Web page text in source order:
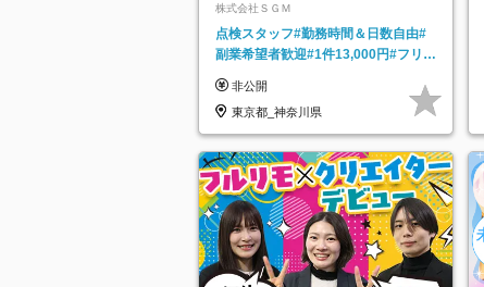
株式会社ＳＧＭ
点検スタッフ#勤務時間＆日数自由#
副業希望者歓迎#1件13,000円#フリー
非公開
東京都_神奈川県